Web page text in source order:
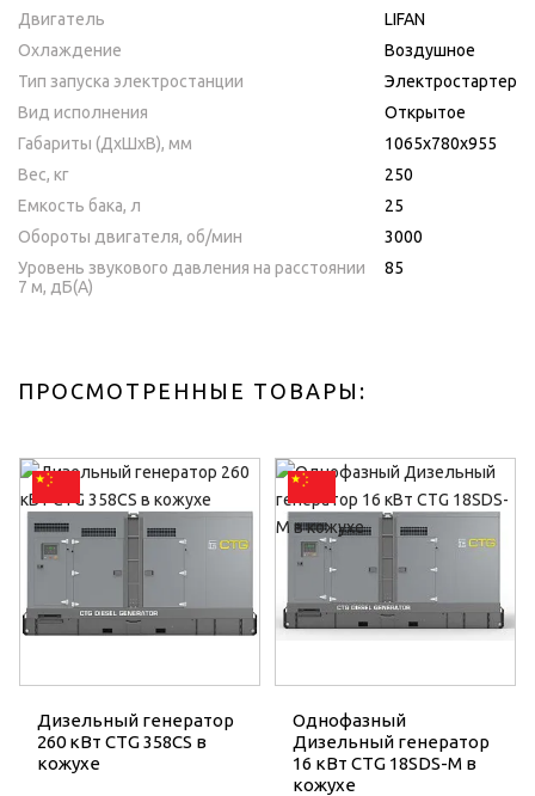
Двигатель
LIFAN
Охлаждение
Воздушное
Тип запуска электростанции
Электростартер
Вид исполнения
Открытое
Габариты (ДхШхВ), мм
1065х780х955
Вес, кг
250
Емкость бака, л
25
Обороты двигателя, об/мин
3000
Уровень звукового давления на расстоянии
7 м, дБ(A)
85
ПРОСМОТРЕННЫЕ ТОВАРЫ:
Дизельный генератор
260 кВт CTG 358CS в
кожухе
Однофазный
Дизельный генератор
16 кВт CTG 18SDS-M в
кожухе